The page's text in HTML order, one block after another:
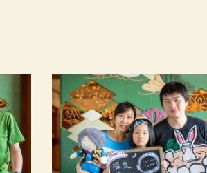
男性
名
女